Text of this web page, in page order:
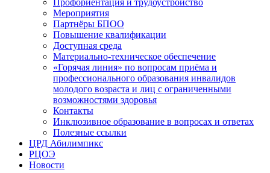
Профориентация и трудоустройство
Мероприятия
Партнёры БПОО
Повышение квалификации
Доступная среда
Материально-техническое обеспечение
«Горячая линия» по вопросам приёма и
профессионального образования инвалидов
молодого возраста и лиц с ограниченными
возможностями здоровья
Контакты
Инклюзивное образование в вопросах и ответах
Полезные ссылки
ЦРД Абилимпикс
РЦОЭ
Новости